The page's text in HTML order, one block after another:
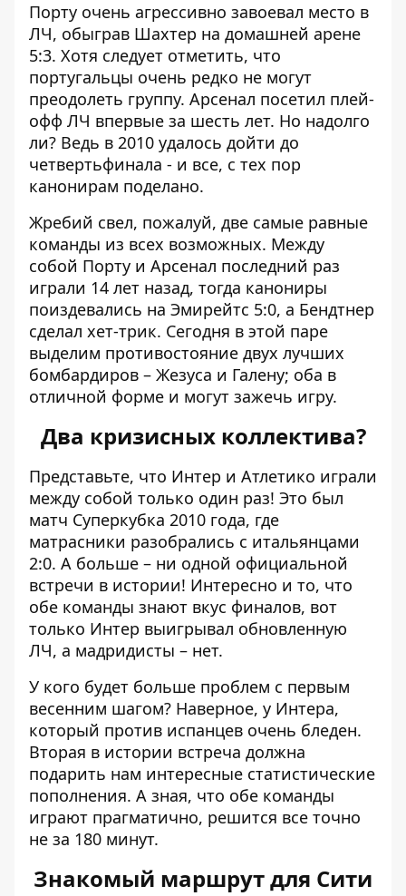
Порту очень агрессивно завоевал место в
ЛЧ, обыграв Шахтер на домашней арене
5:3. Хотя следует отметить, что
португальцы очень редко не могут
преодолеть группу. Арсенал посетил плей-
офф ЛЧ впервые за шесть лет. Но надолго
ли? Ведь в 2010 удалось дойти до
четвертьфинала - и все, с тех пор
канонирам поделано.
Жребий свел, пожалуй, две самые равные
команды из всех возможных. Между
собой Порту и Арсенал последний раз
играли 14 лет назад, тогда канониры
поиздевались на Эмирейтс 5:0, а Бендтнер
сделал хет-трик. Сегодня в этой паре
выделим противостояние двух лучших
бомбардиров – Жезуса и Галену; оба в
отличной форме и могут зажечь игру.
Два кризисных коллектива?
Представьте, что Интер и Атлетико играли
между собой только один раз! Это был
матч Суперкубка 2010 года, где
матрасники разобрались с итальянцами
2:0. А больше – ни одной официальной
встречи в истории! Интересно и то, что
обе команды знают вкус финалов, вот
только Интер выигрывал обновленную
ЛЧ, а мадридисты – нет.
У кого будет больше проблем с первым
весенним шагом? Наверное, у Интера,
который против испанцев очень бледен.
Вторая в истории встреча должна
подарить нам интересные статистические
пополнения. А зная, что обе команды
играют прагматично, решится все точно
не за 180 минут.
Знакомый маршрут для Сити